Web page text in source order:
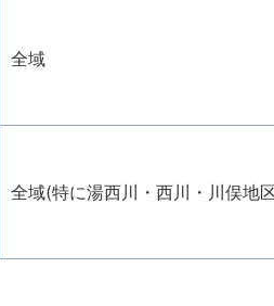
全域
全域(特に湯西川・西川・川俣地